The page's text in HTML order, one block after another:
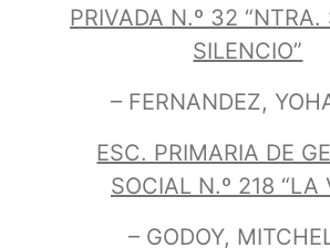
PRIVADA N.º 32 “NTRA.
SILENCIO”
– FERNANDEZ,
ESC. PRIMARIA DE
SOCIAL N.º 218 “LA
– GODOY,